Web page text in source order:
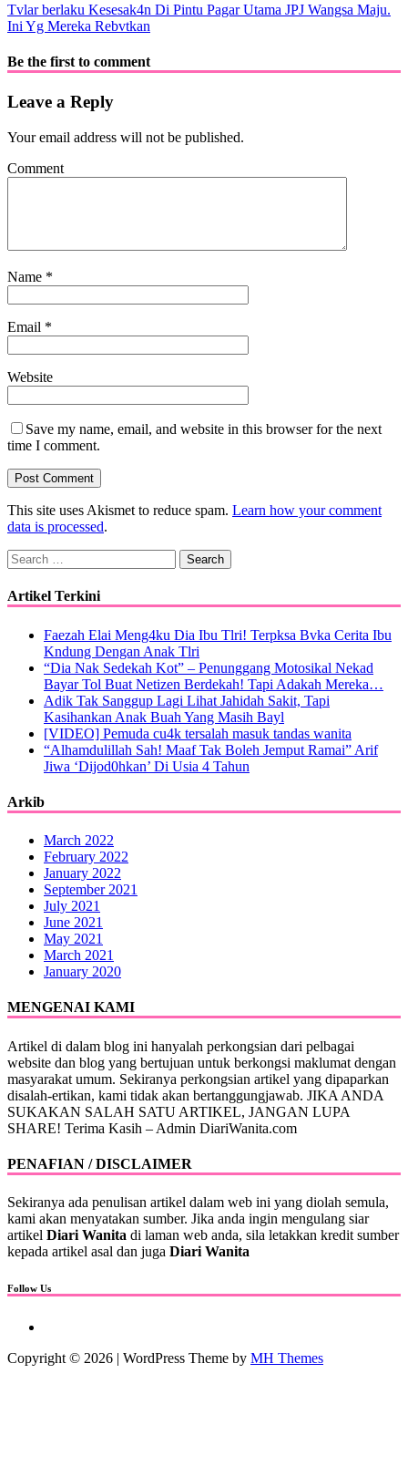
Tvlar berlaku Kesesak4n Di Pintu Pagar Utama JPJ Wangsa Maju.
Ini Yg Mereka Rebvtkan
Be the first to comment
Leave a Reply
Your email address will not be published.
Comment
Name *
Email *
Website
Save my name, email, and website in this browser for the next
time I comment.
This site uses Akismet to reduce spam. Learn how your comment
data is processed.
Search
for:
Artikel Terkini
Faezah Elai Meng4ku Dia Ibu Tlri! Terpksa Bvka Cerita Ibu
Kndung Dengan Anak Tlri
“Dia Nak Sedekah Kot” – Penunggang Motosikal Nekad
Bayar Tol Buat Netizen Berdekah! Tapi Adakah Mereka…
Adik Tak Sanggup Lagi Lihat Jahidah Sakit, Tapi
Kasihankan Anak Buah Yang Masih Bayl
[VIDEO] Pemuda cu4k tersalah masuk tandas wanita
“Alhamdulillah Sah! Maaf Tak Boleh Jemput Ramai” Arif
Jiwa ‘Dijod0hkan’ Di Usia 4 Tahun
Arkib
March 2022
February 2022
January 2022
September 2021
July 2021
June 2021
May 2021
March 2021
January 2020
MENGENAI KAMI
Artikel di dalam blog ini hanyalah perkongsian dari pelbagai
website dan blog yang bertujuan untuk berkongsi maklumat dengan
masyarakat umum. Sekiranya perkongsian artikel yang dipaparkan
disalah-ertikan, kami tidak akan bertanggungjawab. JIKA ANDA
SUKAKAN SALAH SATU ARTIKEL, JANGAN LUPA
SHARE! Terima Kasih – Admin DiariWanita.com
PENAFIAN / DISCLAIMER
Sekiranya ada penulisan artikel dalam web ini yang diolah semula,
kami akan menyatakan sumber. Jika anda ingin mengulang siar
artikel Diari Wanita di laman web anda, sila letakkan kredit sumber
kepada artikel asal dan juga Diari Wanita
Follow Us
Copyright © 2026 | WordPress Theme by MH Themes